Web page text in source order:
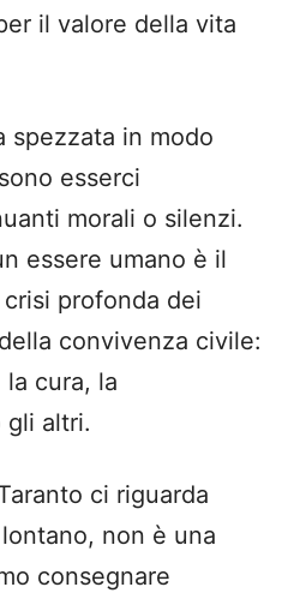
il valore della vita
spezzata in modo
esserci
morali o silenzi.
essere umano è il
profonda dei
convivenza civile:
la cura, la
gli altri.
ci riguarda
non è una
consegnare